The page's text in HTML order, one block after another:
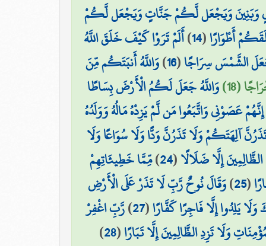
وَبَنِينَ وَيَجْعَل لَّكُمْ جَنَّاتٍ وَيَجْعَل لَّكُمْ
أَطْوَارًا(
14
)أَلَمْ تَرَوْا كَيْفَ خَلَقَ اللَّهُ
الشَّمْسَ سِرَاجًا(
16
)وَاللَّهُ أَنبَتَكُم مِّنَ
(18)
وَاللَّهُ جَعَلَ لَكُمُ الْأَرْضَ بِسَاطًا
عَصَوْنِي وَاتَّبَعُوا مَن لَّمْ يَزِدْهُ مَالُهُ وَوَلَدُهُ
تَذَرُنَّ آلِهَتَكُمْ وَلَا تَذَرُنَّ وَدًّا وَلَا سُوَاعًا وَلَا
إِلَّا ضَلَالًا(
24
)مِّمَّا خَطِيئَاتِهِمْ
(
25
)وَقَالَ نُوحٌ رَّبِّ لَا تَذَرْ عَلَى الْأَرْضِ
يَلِدُوا إِلَّا فَاجِرًا كَفَّارًا(
27
)رَّبِّ اغْفِرْ
وَلَا تَزِدِ الظَّالِمِينَ إِلَّا تَبَارًا(
28
)